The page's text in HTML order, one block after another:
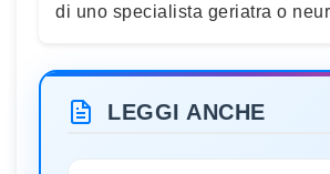
di uno specialista geriatra o
LEGGI ANCHE